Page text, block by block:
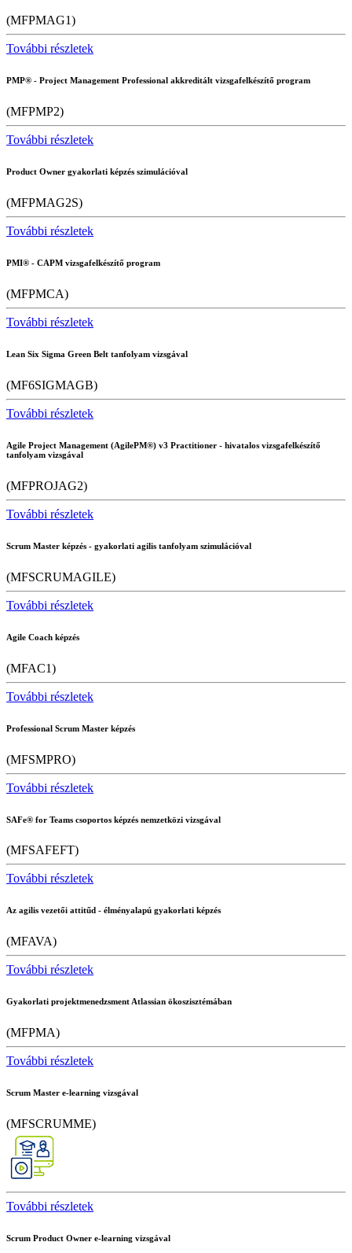
(MFPMAG1)
További részletek
PMP® - Project Management Professional akkreditált vizsgafelkészítő program
(MFPMP2)
További részletek
Product Owner gyakorlati képzés szimulációval
(MFPMAG2S)
További részletek
PMI® - CAPM vizsgafelkészítő program
(MFPMCA)
További részletek
Lean Six Sigma Green Belt tanfolyam vizsgával
(MF6SIGMAGB)
További részletek
Agile Project Management (AgilePM®) v3 Practitioner - hivatalos vizsgafelkészítő
tanfolyam vizsgával
(MFPROJAG2)
További részletek
Scrum Master képzés - gyakorlati agilis tanfolyam szimulációval
(MFSCRUMAGILE)
További részletek
Agile Coach képzés
(MFAC1)
További részletek
Professional Scrum Master képzés
(MFSMPRO)
További részletek
SAFe® for Teams csoportos képzés nemzetközi vizsgával
(MFSAFEFT)
További részletek
Az agilis vezetői attitűd - élményalapú gyakorlati képzés
(MFAVA)
További részletek
Gyakorlati projektmenedzsment Atlassian ökoszisztémában
(MFPMA)
További részletek
Scrum Master e-learning vizsgával
(MFSCRUMME)
További részletek
Scrum Product Owner e-learning vizsgával